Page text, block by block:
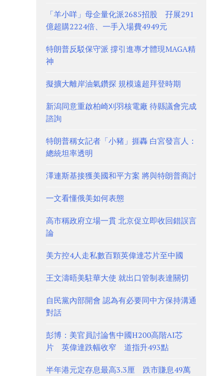
「羊小咩」母企量化派2685招股 孖展291
億超購2224倍、一手入場費4949元
特朗普反駁保守派 撐引進專才體現MAGA精
神
擬擴大離岸油氣鑽探 規模遠超拜登時期
新潟同意重啟柏崎刈羽核電廠 待縣議會完成
諮詢
特朗普稱女記者「小豬」捱轟 白宮發言人：
總統坦率透明
澤連斯基接獲美國和平方案 將與特朗普商討
一文看懂俄美如何表態
高市稱政府立場一貫 北京促立即收回錯誤言
論
美方控4人走私數百顆英偉達芯片至中國
王文濤晤美駐華大使 就出口管制表達關切
自民黨內部開會 認為有必要同中方保持溝通
對話
彭博：美官員討論售中國H200高階AI芯
片 英偉達跌幅收窄 道指升493點
半年港元定存息最高3.3厘 跌市賺息49萬